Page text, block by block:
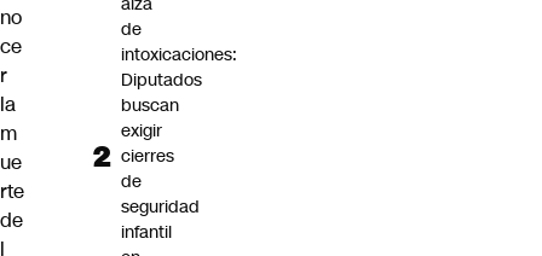
no
ce
r
la
m
ue
rte
de
l
de
intoxicaciones:
Diputados
buscan
exigir
cierres
de
seguridad
infantil